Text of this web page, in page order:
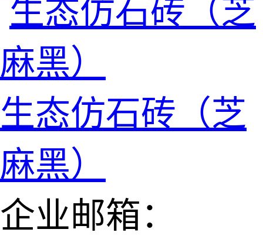
生态仿石砖（芝
麻黑）
企业邮箱：